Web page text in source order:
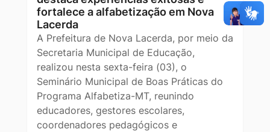
fortalece a alfabetização em Nova
Lacerda
A Prefeitura de Nova Lacerda, por meio da
Secretaria Municipal de Educação,
realizou nesta sexta-feira (03), o
Seminário Municipal de Boas Práticas do
Programa Alfabetiza-MT, reunindo
educadores, gestores escolares,
coordenadores pedagógicos e